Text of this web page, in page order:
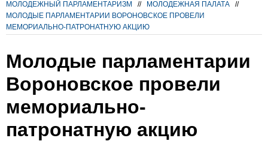
МОЛОДЕЖНЫЙ ПАРЛАМЕНТАРИЗМ
// МОЛОДЕЖНАЯ ПАЛАТА
//
МОЛОДЫЕ ПАРЛАМЕНТАРИИ ВОРОНОВСКОЕ ПРОВЕЛИ
МЕМОРИАЛЬНО-ПАТРОНАТНУЮ АКЦИЮ
Молодые парламентарии
Вороновское провели
мемориально-
патронатную акцию